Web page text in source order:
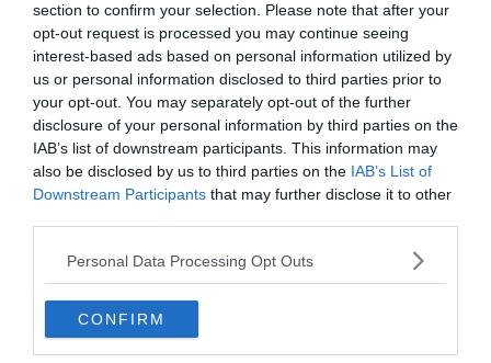
section to confirm your selection. Please note that after your
opt-out request is processed you may continue seeing
interest-based ads based on personal information utilized by
us or personal information disclosed to third parties prior to
your opt-out. You may separately opt-out of the further
disclosure of your personal information by third parties on the
IAB’s list of downstream participants. This information may
also be disclosed by us to third parties on the IAB’s List of
Downstream Participants that may further disclose it to other
Personal Data Processing Opt Outs
CONFIRM
Készen állsz?
0%
Mi a szappankészítés
egyik fő alapanyaga?